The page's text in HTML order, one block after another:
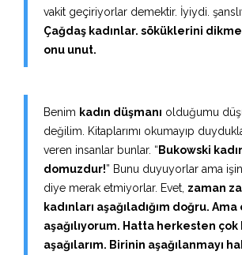
vakit geçiriyorlar demektir. İyiydi.
Çağdaş kadınlar. söküklerini
onu unut.
Benim kadın düşmanı olduğumu
değilim. Kitaplarımı okumayıp
veren insanlar bunlar. “ Bukowski
domuzdur!” Bunu duyuyorlar ama
diye merak etmiyorlar. Evet, zaman
kadınları aşağıladığım doğru.
aşağılıyorum. Hatta herkesten
aşağılarım. Birinin aşağılanmayı